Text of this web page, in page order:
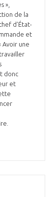
»,
de la
d’État-
et
Avoir une
donc
et